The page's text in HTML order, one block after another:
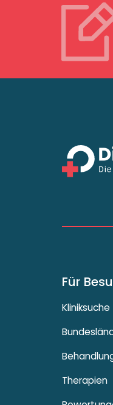
Für
Kliniksuche
Therapien